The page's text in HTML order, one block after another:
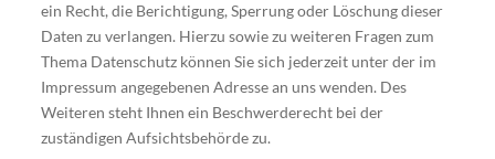
ein Recht, die Berichtigung, Sperrung oder Löschung dieser
Daten zu verlangen. Hierzu sowie zu weiteren Fragen zum
Thema Datenschutz können Sie sich jederzeit unter der im
Impressum angegebenen Adresse an uns wenden. Des
Weiteren steht Ihnen ein Beschwerderecht bei der
zuständigen Aufsichtsbehörde zu.